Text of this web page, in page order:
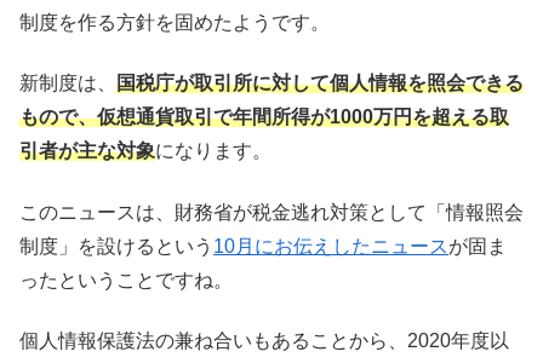
制度を作る方針を固めたようです。
新制度は、 国税庁が取引所に対して個人情報を照会できる
もので、仮想通貨取引で年間所得が1000万円を超える取
引者が主な対象になります。
このニュースは、財務省が税金逃れ対策として「情報照会
制度」を設けるという 10月にお伝えしたニュースが固ま
ったということですね。
個人情報保護法の兼ね合いもあることから、2020年度以